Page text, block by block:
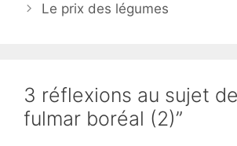
Le prix des légumes
3 réflexions au sujet
fulmar boréal (2)”